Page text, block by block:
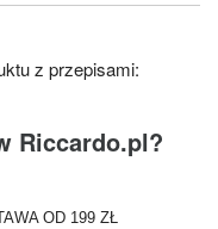
z przepisami:
Riccardo.pl?
OD 199 ZŁ